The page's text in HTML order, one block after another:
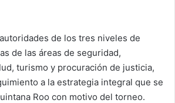
de los tres niveles de
de las áreas de seguridad,
turismo y procuración de justicia,
a la estrategia integral que se
Roo con motivo del torneo.